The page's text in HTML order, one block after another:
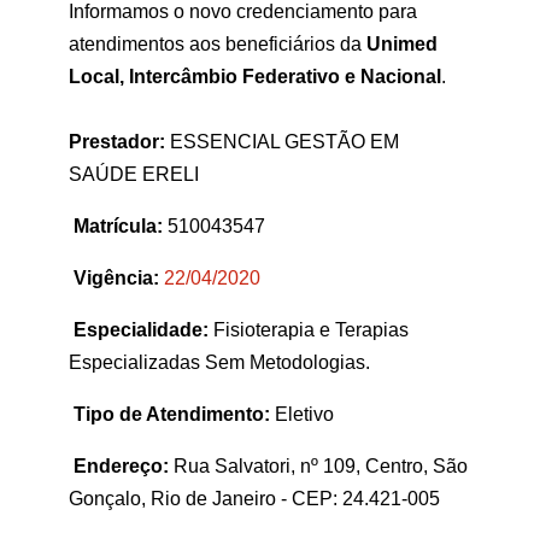
Informamos o novo credenciamento para
atendimentos aos beneficiários da Unimed
Local, Intercâmbio Federativo e Nacional .
Prestador: ESSENCIAL GESTÃO EM
SAÚDE ERELI
Matrícula: 510043547
Vigência: 22/04/2020
Especialidade: Fisioterapia e Terapias
Especializadas Sem Metodologias.
Tipo de Atendimento: Eletivo
Endereço: Rua Salvatori, nº 109, Centro, São
Gonçalo, Rio de Janeiro - CEP: 24.421-005